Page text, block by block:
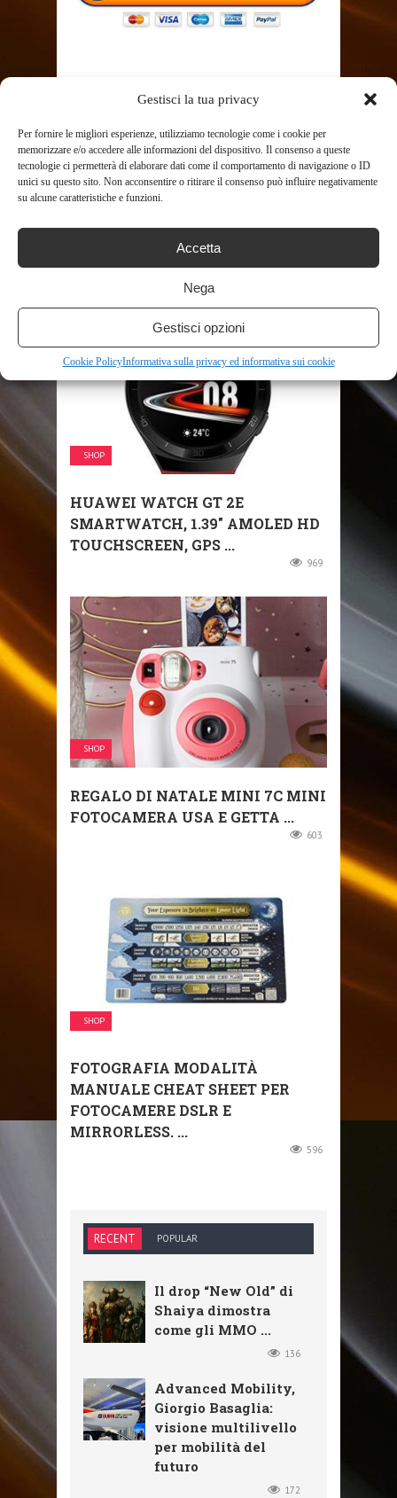
Gestisci la tua privacy
Per fornire le migliori esperienze, utilizziamo tecnologie come i cookie per
memorizzare e/o accedere alle informazioni del dispositivo. Il consenso a queste
tecnologie ci permetterà di elaborare dati come il comportamento di navigazione o ID
unici su questo sito. Non acconsentire o ritirare il consenso può influire negativamente
su alcune caratteristiche e funzioni.
Accetta
Nega
Gestisci opzioni
Cookie PolicyInformativa sulla privacy ed informativa sui cookie
SHARE THIS POST
SHOP
HUAWEI WATCH GT 2E
SMARTWATCH, 1.39″ AMOLED HD
TOUCHSCREEN, GPS ...
969
SHOP
REGALO DI NATALE MINI 7C MINI
FOTOCAMERA USA E GETTA ...
603
SHOP
FOTOGRAFIA MODALITÀ
MANUALE CHEAT SHEET PER
FOTOCAMERE DSLR E
MIRRORLESS. ...
596
RECENT POPULAR
Il drop “New Old” di
Shaiya dimostra
come gli MMO ...
136
Advanced Mobility,
Giorgio Basaglia:
visione multilivello
per mobilità del
futuro
172